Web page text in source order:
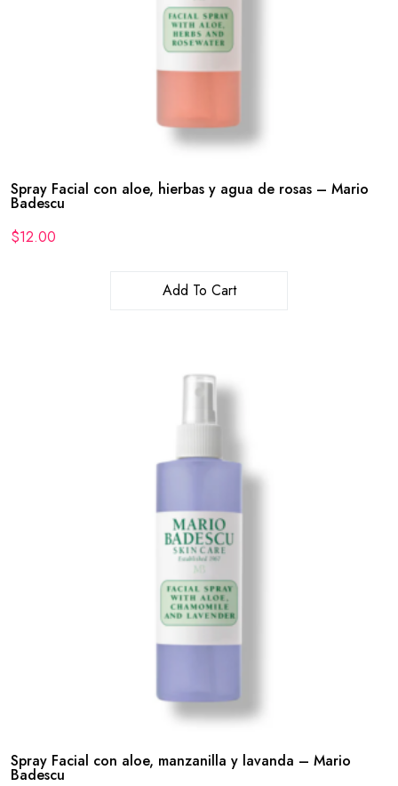
Spray Facial con aloe, hierbas y agua de rosas – Mario
Badescu
$12.00
Add To Cart
Spray Facial con aloe, manzanilla y lavanda – Mario
Badescu